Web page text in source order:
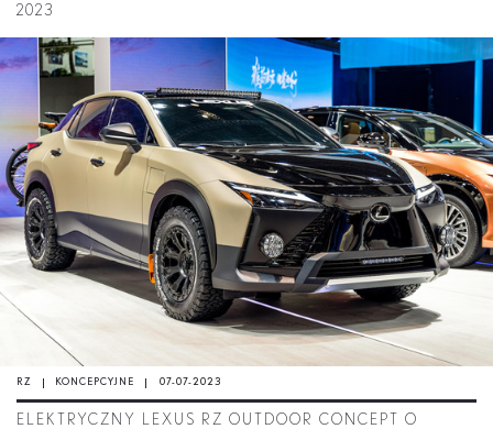
2023
RZ KONCEPCYJNE 07-07-2023
ELEKTRYCZNY LEXUS RZ OUTDOOR CONCEPT O